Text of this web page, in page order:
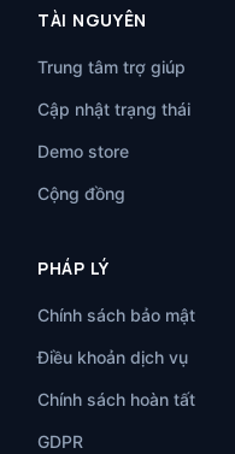
TÀI NGUYÊN
Trung tâm trợ giúp
Cập nhật trạng thái
Demo store
Cộng đồng
PHÁP LÝ
Chính sách bảo mật
Điều khoản dịch vụ
Chính sách hoàn tất
GDPR